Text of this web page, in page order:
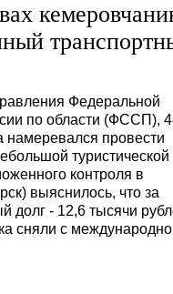
Федеральной
по области (ФССП),
намеревался провести
туристической
контроля в
выяснилось, что за
долг - 12,6 тысячи
сняли с